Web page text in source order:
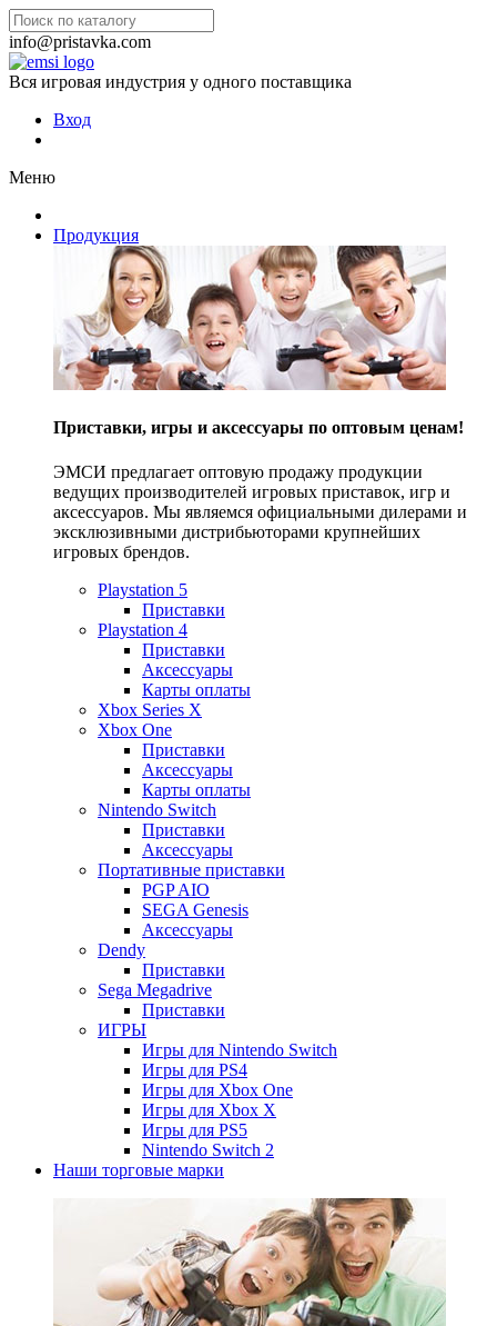
info@pristavka.com
Вся игровая индустрия у одного поставщика
Вход
Меню
Продукция
Приставки, игры и аксессуары по оптовым ценам!
ЭМСИ предлагает оптовую продажу продукции
ведущих производителей игровых приставок, игр и
аксессуаров. Мы являемся официальными дилерами и
эксклюзивными дистрибьюторами крупнейших
игровых брендов.
Playstation 5
Приставки
Playstation 4
Приставки
Аксессуары
Карты оплаты
Xbox Series X
Xbox One
Приставки
Аксессуары
Карты оплаты
Nintendo Switch
Приставки
Аксессуары
Портативные приставки
PGP AIO
SEGA Genesis
Аксессуары
Dendy
Приставки
Sega Megadrive
Приставки
ИГРЫ
Игры для Nintendo Switch
Игры для PS4
Игры для Xbox One
Игры для Xbox X
Игры для PS5
Nintendo Switch 2
Наши торговые марки